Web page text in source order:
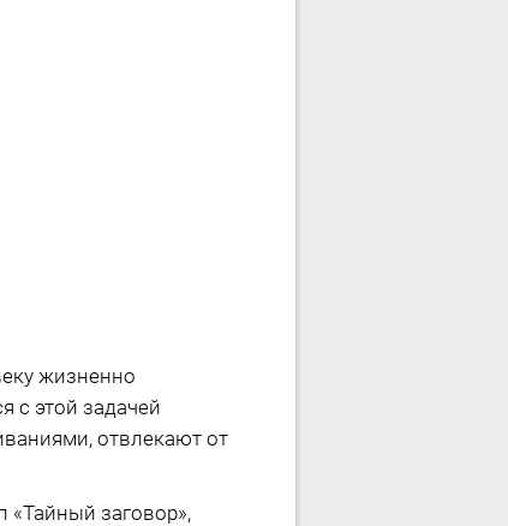
жизненно
с этой задачей
отвлекают от
«Тайный заговор»,